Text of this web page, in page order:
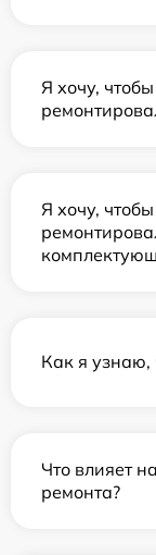
Я хочу,
Я хочу,
Как я узнаю,
Что влияет
ремонта?